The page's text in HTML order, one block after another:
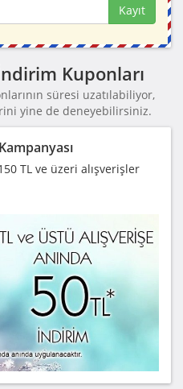
Kayıt
Kuponları
süresi uzatılabiliyor,
yine de deneyebilirsiniz.
TL ve üzeri alışverişler